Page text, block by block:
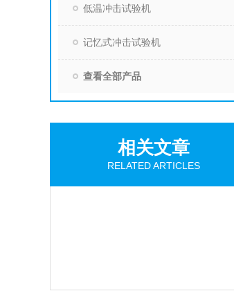
低温冲击试验机
记忆式冲击试验机
查看全部产品
相关文章
RELATED ARTICLES